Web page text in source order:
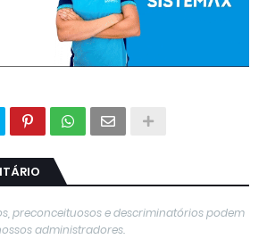
preconceituosos e descriminatórios podem
administradores.